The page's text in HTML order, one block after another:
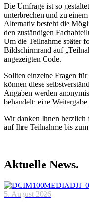
Die Umfrage ist so
unterbrechen und zu
Alternativ besteht die
den zuständigen
Um die Teilnahme später
Bildschirmrand auf
angezeigten Code.
Sollten einzelne Fragen
können diese
Angaben werden
behandelt; eine
Wir danken Ihnen herzlich
auf Ihre Teilnahme bis zum
Aktuelle News.
5. August 2026